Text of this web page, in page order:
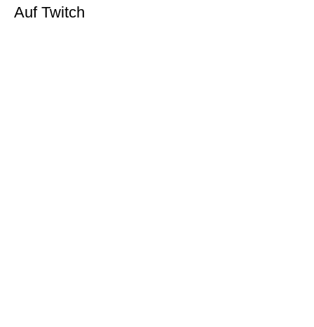
Auf Twitch